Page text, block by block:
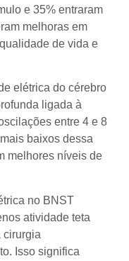
e 35% entraram
melhoras em
de vida e
elétrica do cérebro
ligada à
entre 4 e 8
baixos dessa
melhores níveis de
no BNST
atividade teta
cirurgia
Isso significa